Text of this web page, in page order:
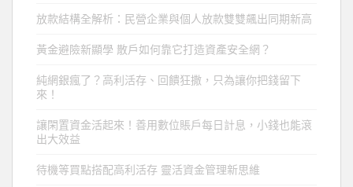
放款結構全解析：民營企業與個人放款雙雙飆出同期新高
黃金避險新顯學 散戶如何靠它打造資產安全網？
純網銀瘋了？高利活存、回饋狂撒，只為讓你把錢留下
來！
讓閑置資金活起來！善用數位賬戶每日計息，小錢也能滾
出大效益
待機等買點搭配高利活存 靈活資金管理新思維